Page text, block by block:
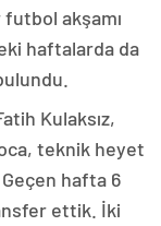
futbol akşamı
haftalarda da
Kulaksız,
teknik heyet
hafta 6
ettik. İki